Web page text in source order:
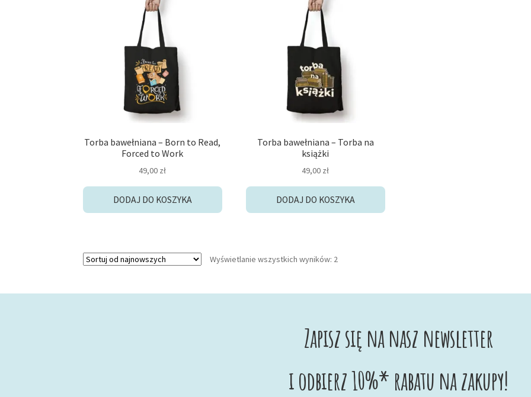
Torba bawełniana – Born to Read,
Forced to Work
49,00 zł
DODAJ DO KOSZYKA
Torba bawełniana – Torba na
książki
49,00 zł
DODAJ DO KOSZYKA
Wyświetlanie wszystkich wyników: 2
Zapisz się na nasz newsletter
i odbierz 10%* rabatu na zakupy!